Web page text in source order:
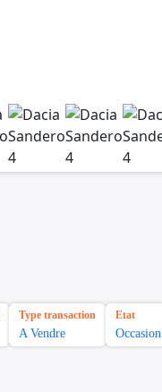
Type transaction
A Vendre
Etat
Occasion